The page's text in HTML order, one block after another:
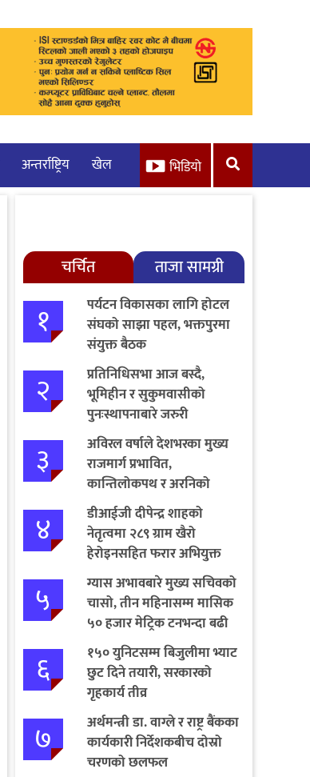
अन्तर्राष्ट्रिय खेल भिडियो
चर्चित ताजा सामग्री
१
पर्यटन विकासका लागि होटल
संघको साझा पहल, भक्तपुरमा
संयुक्त बैठक
२
प्रतिनिधिसभा आज बस्दै,
भूमिहीन र सुकुमवासीको
पुनःस्थापनाबारे जरुरी
प्रस्तावमाथि छलफल हुने
३
अविरल वर्षाले देशभरका मुख्य
राजमार्ग प्रभावित,
कान्तिलोकपथ र अरनिको
राजमार्ग पूर्ण अवरुद्ध
४
डीआईजी दीपेन्द्र शाहको
नेतृत्वमा २८९ ग्राम खैरो
हेरोइनसहित फरार अभियुक्त
पक्राउ
५
ग्यास अभावबारे मुख्य सचिवको
चासो, तीन महिनासम्म मासिक
५० हजार मेट्रिक टनभन्दा बढी
आयात गर्ने निर्णय
६
१५० युनिटसम्म बिजुलीमा भ्याट
छुट दिने तयारी, सरकारको
गृहकार्य तीव्र
७
अर्थमन्त्री डा. वाग्ले र राष्ट्र बैंकका
कार्यकारी निर्देशकबीच दोस्रो
चरणको छलफल